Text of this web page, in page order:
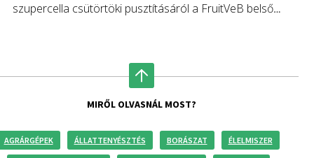
szupercella csütörtöki pusztításáról a FruitVeB belső
MIRŐL OLVASNÁL MOST?
AGRÁRGÉPEK ÁLLATTENYÉSZTÉS BORÁSZAT ÉLELMISZER